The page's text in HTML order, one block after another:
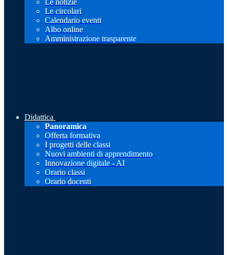
Le notizie
Le circolari
Calendario eventi
Albo online
Amministrazione trasparente
Didattica
Panoramica
Offerta formativa
I progetti delle classi
Nuovi ambienti di apprendimento
Innovazione digitale - AI
Orario classi
Orario docenti